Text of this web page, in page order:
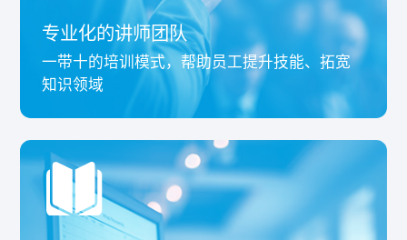
专业化的讲师团队
一带十的培训模式，帮助员工提升技能、拓宽
知识领域